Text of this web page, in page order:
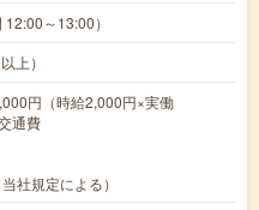
～13:00）
上）
円（時給2,000円×実働
通費
社規定による）